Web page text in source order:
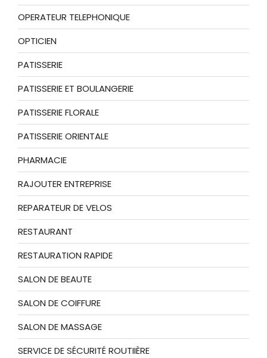
OPERATEUR TELEPHONIQUE
OPTICIEN
PATISSERIE
PATISSERIE ET BOULANGERIE
PATISSERIE FLORALE
PATISSERIE ORIENTALE
PHARMACIE
RAJOUTER ENTREPRISE
REPARATEUR DE VELOS
RESTAURANT
RESTAURATION RAPIDE
SALON DE BEAUTE
SALON DE COIFFURE
SALON DE MASSAGE
SERVICE DE SÉCURITÉ ROUTIIÈRE